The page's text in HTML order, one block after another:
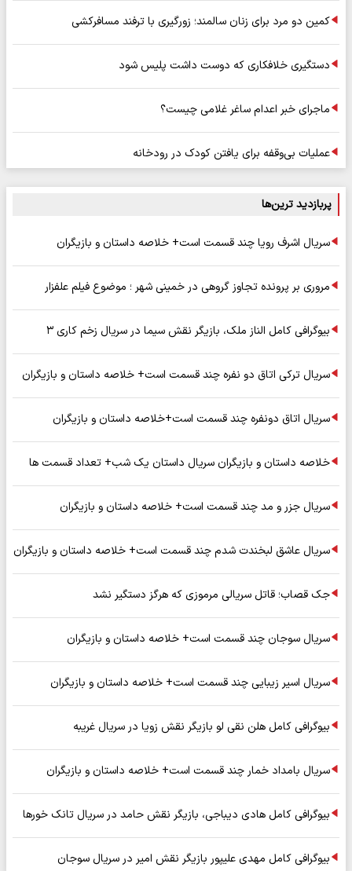
کمین دو مرد برای زنان سالمند؛ زورگیری با ترفند مسافرکشی
دستگیری خلافکاری که دوست داشت پلیس شود
ماجرای خبر اعدام ساغر غلامی چیست؟
عملیات بی‌وقفه برای یافتن کودک در رودخانه
پربازدید ترین‌ها
سریال اشرف رویا چند قسمت است+ خلاصه داستان و بازیگران
مروری بر پرونده تجاوز گروهی در خمینی شهر ؛ موضوع فیلم علفزار
بیوگرافی کامل الناز ملک، بازیگر نقش سیما در سریال زخم کاری ۳
سریال ترکی اتاق دو نفره چند قسمت است+ خلاصه داستان و بازیگران
سریال اتاق دونفره چند قسمت است+خلاصه داستان و بازیگران
خلاصه داستان و بازیگران سریال داستان یک شب+ تعداد قسمت ها
سریال جزر و مد چند قسمت است+ خلاصه داستان و بازیگران
سریال عاشق لبخندت شدم چند قسمت است+ خلاصه داستان و بازیگران
جک قصاب؛ قاتل سریالی مرموزی که هرگز دستگیر نشد
سریال سوجان چند قسمت است+ خلاصه داستان و بازیگران
سریال اسیر زیبایی چند قسمت است+ خلاصه داستان و بازیگران
بیوگرافی کامل هلن نقی لو بازیگر نقش زویا در سریال غریبه
سریال بامداد خمار چند قسمت است+ خلاصه داستان و بازیگران
بیوگرافی کامل هادی دیباجی، بازیگر نقش حامد در سریال تانک خورها
بیوگرافی کامل مهدی علیپور بازیگر نقش امیر در سریال سوجان